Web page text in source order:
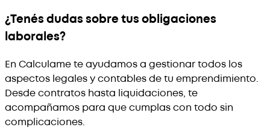
¿Tenés dudas sobre tus obligaciones
laborales?
En Calculame te ayudamos a gestionar todos los
aspectos legales y contables de tu emprendimiento.
Desde contratos hasta liquidaciones, te
acompañamos para que cumplas con todo sin
complicaciones.